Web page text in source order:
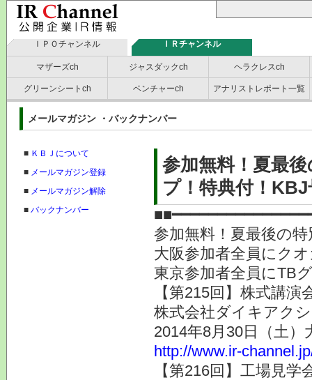
ＩＰＯチャンネル ＩＲチャンネル
マザーズch ジャスダックch ヘラクレスch
グリーンシートch ベンチャーch アナリストレポート一覧
メールマガジン ・バックナンバー
■ ＫＢＪについて
■ メールマガジン登録
■ メールマガジン解除
■ バックナンバー
参加無料！夏最
プ！特典付！KBJ
参加無料！夏最後の特
大阪参加者全員にク
東京参加者全員にTB
【第215回】株式講
株式会社ダイキアク
2014年8月30日（土
http://www.ir-
【第216回】工場見